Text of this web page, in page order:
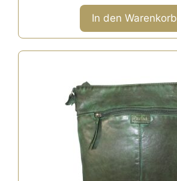
o
n
5
In den Warenkorb